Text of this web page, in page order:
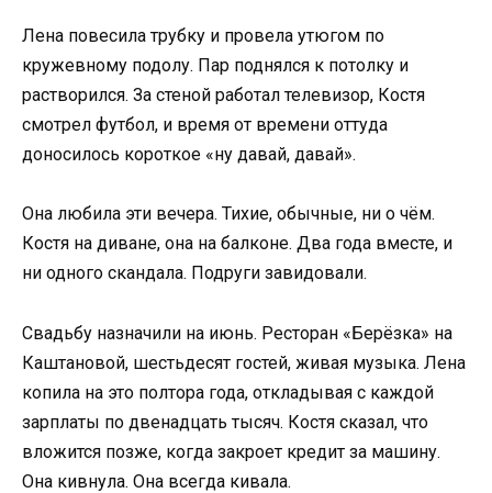
Лена повесила трубку и провела утюгом по
кружевному подолу. Пар поднялся к потолку и
растворился. За стеной работал телевизор, Костя
смотрел футбол, и время от времени оттуда
доносилось короткое «ну давай, давай».
Она любила эти вечера. Тихие, обычные, ни о чём.
Костя на диване, она на балконе. Два года вместе, и
ни одного скандала. Подруги завидовали.
Свадьбу назначили на июнь. Ресторан «Берёзка» на
Каштановой, шестьдесят гостей, живая музыка. Лена
копила на это полтора года, откладывая с каждой
зарплаты по двенадцать тысяч. Костя сказал, что
вложится позже, когда закроет кредит за машину.
Она кивнула. Она всегда кивала.